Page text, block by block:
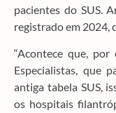
pacientes do SUS.
registrado em 2024,
“Acontece que,
Especialistas, que
antiga tabela SUS,
os hospitais